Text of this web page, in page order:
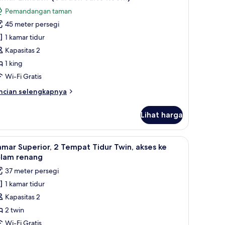
Pemandangan taman
45 meter persegi
1 kamar tidur
Kapasitas 2
1 king
Wi-Fi Gratis
selengkapnya
Lihat harga
gratis, dan seprai linen Brankas, meja kerja, Wi-Fi gratis, dan seprai
6
Superior, 2 Tempat Tidur Twin, akses ke
renang
37 meter persegi
1 kamar tidur
Kapasitas 2
2 twin
Wi-Fi Gratis